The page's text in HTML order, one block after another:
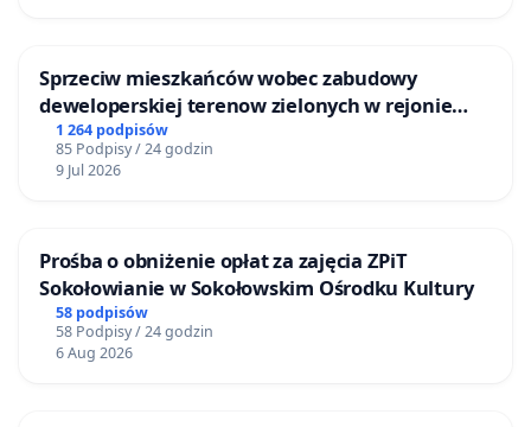
Sprzeciw mieszkańców wobec zabudowy
deweloperskiej terenow zielonych w rejonie
Bulwarów Straceńskich w Bielsku-Białej
1 264 podpisów
85 Podpisy / 24 godzin
9 Jul 2026
Prośba o obniżenie opłat za zajęcia ZPiT
Sokołowianie w Sokołowskim Ośrodku Kultury
58 podpisów
58 Podpisy / 24 godzin
6 Aug 2026